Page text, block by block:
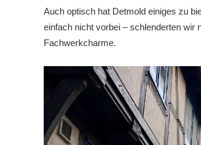
Auch optisch hat Detmold einiges zu
einfach nicht vorbei – schlenderten wir
Fachwerkcharme.